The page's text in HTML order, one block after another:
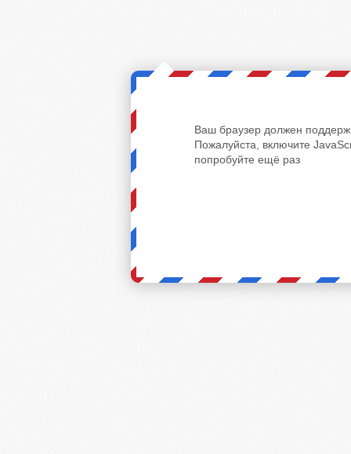
Ваш браузер должен
Пожалуйста, включите
попробуйте ещё раз